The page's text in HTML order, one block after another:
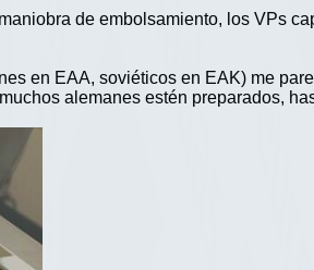
de embolsamiento, los VPs
en EAA, soviéticos en EAK) me
alemanes estén preparados,